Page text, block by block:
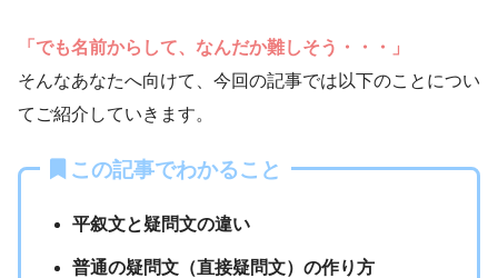
「でも名前からして、なんだか難しそう・・・」
そんなあなたへ向けて、今回の記事では以下のことについ
てご紹介していきます。
この記事でわかること
平叙文と疑問文の違い
普通の疑問文（直接疑問文）の作り方